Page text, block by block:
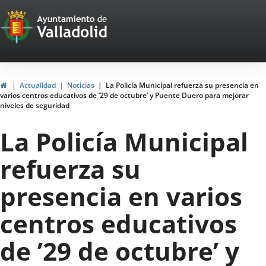
Portal
Web
del
Ayuntamiento
de
Valladolid
HomeActualidad Noticias
La Policía Municipal refuerza su presencia en
varios centros educativos de ’29 de octubre’ y Puente Duero para mejorar
niveles de seguridad
La Policía Municipal
refuerza su
presencia en varios
centros educativos
de ’29 de octubre’ y